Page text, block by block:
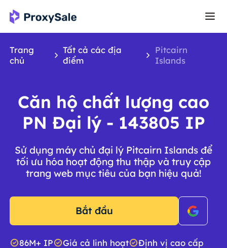
Trang
chủ
Tất cả các địa
điểm
Pitcairn
Islands
Căn hộ chất lượng cao
PN Đại lý - 143805 IP
Sử dụng máy chủ đại lý Pitcairn Islands để
tối ưu hóa hoạt động thu thập và truy cập
trang web mục tiêu của bạn hiệu quả!
Bắt đầu
86M+ IP Giá cả linh hoạt
Định vị cao cấp